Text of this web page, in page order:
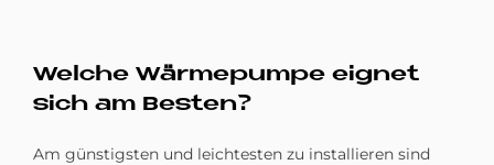
Wel­che Wär­me­pum­pe eig­net
sich am Be­sten?
Am günstigsten und leichtesten zu installieren sind